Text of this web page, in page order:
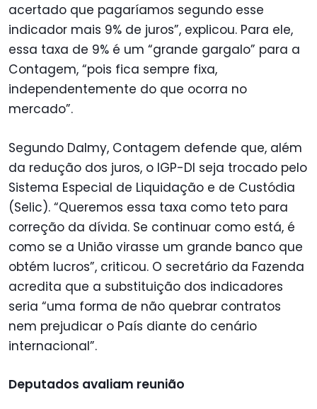
acertado que pagaríamos segundo esse
indicador mais 9% de juros”, explicou. Para ele,
essa taxa de 9% é um “grande gargalo” para a
Contagem, “pois fica sempre fixa,
independentemente do que ocorra no
mercado”.
Segundo Dalmy, Contagem defende que, além
da redução dos juros, o IGP-DI seja trocado pelo
Sistema Especial de Liquidação e de Custódia
(Selic). “Queremos essa taxa como teto para
correção da dívida. Se continuar como está, é
como se a União virasse um grande banco que
obtém lucros”, criticou. O secretário da Fazenda
acredita que a substituição dos indicadores
seria “uma forma de não quebrar contratos
nem prejudicar o País diante do cenário
internacional”.
Deputados avaliam reunião